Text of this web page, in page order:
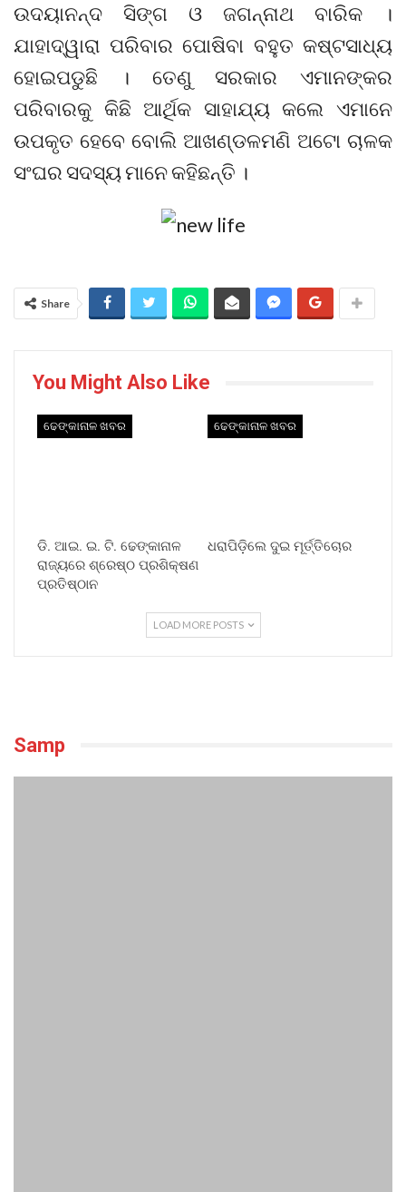
ଉଦୟାନନ୍ଦ ସିଙ୍ଗ ଓ ଜଗନ୍ନାଥ ବାରିକ ।
ଯାହାଦ୍ୱାରା ପରିବାର ପୋଷିବା ବହୁତ କଷ୍ଟସାଧ୍ୟ
ହୋଇପଡୁଛି । ତେଣୁ ସରକାର ଏମାନଙ୍କର
ପରିବାରକୁ କିଛି ଆର୍ଥିକ ସାହାଯ୍ୟ କଲେ ଏମାନେ
ଉପକୃତ ହେବେ ବୋଲି ଆଖଣ୍ଡଳମଣି ଅଟୋ ଚାଳକ
ସଂଘର ସଦସ୍ୟ ମାନେ କହିଛନ୍ତି ।
Share
You Might Also Like
ଢେଙ୍କାନାଳ ଖବର
ଡି. ଆଇ. ଇ. ଟି. ଢେଙ୍କାନାଳ
ରାଜ୍ୟରେ ଶ୍ରେଷ୍ଠ ପ୍ରଶିକ୍ଷଣ
ପ୍ରତିଷ୍ଠାନ
ଢେଙ୍କାନାଳ ଖବର
ଧରାପିଡ଼ିଲେ ଦୁଇ ମୂର୍ତ୍ତିଚୋର
LOAD MORE POSTS
Samp